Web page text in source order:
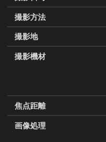
撮影方法
撮影地
撮影機材
焦点距離
画像処理